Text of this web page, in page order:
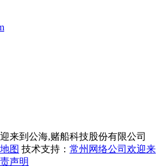
来到公海,赌船科技股份有限公司
图 技术支持： 常州网络公司欢迎来
声明